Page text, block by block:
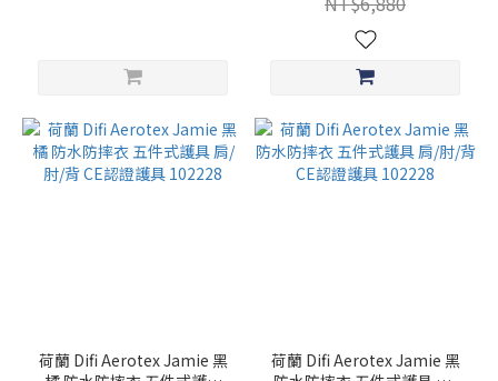
荷蘭 Difi Aerotex Jamie 黑
荷蘭 Difi Aerotex Jamie 黑